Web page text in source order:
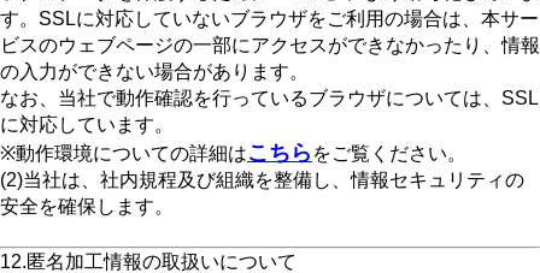
す。SSLに対応していないブラウザをご利用の場合は、本サー
ビスのウェブページの一部にアクセスができなかったり、情報
の入力ができない場合があります。
なお、当社で動作確認を行っているブラウザについては、SSL
に対応しています。
※動作環境についての詳細はこちら をご覧ください。
(2)当社は、社内規程及び組織を整備し、情報セキュリティの
安全を確保します。
12.匿名加工情報の取扱いについて